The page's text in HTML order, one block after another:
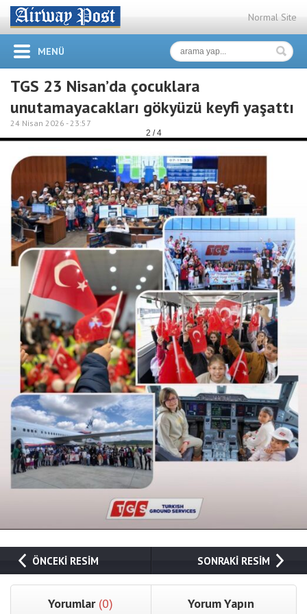
Normal Site
MENÜ
TGS 23 Nisan’da çocuklara
unutamayacakları gökyüzü keyfi yaşattı
24 Nisan 2026 -23:57
2 / 4
ÖNCEKİ RESİM SONRAKİ RESİM
Yorumlar (0) Yorum Yapın